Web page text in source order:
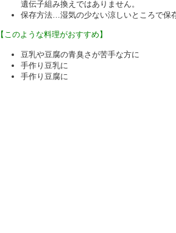
遺伝子組み換えではありません。
保存方法…湿気の少ない涼しいところで保
【このような料理がおすすめ】
豆乳や豆腐の青臭さが苦手な方に
手作り豆乳に
手作り豆腐に